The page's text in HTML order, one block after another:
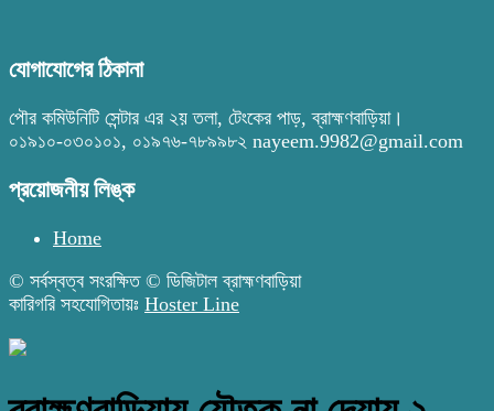
যোগাযোগের ঠিকানা
পৌর কমিউনিটি সেন্টার এর ২য় তলা, টেংকের পাড়, ব্রাহ্মণবাড়িয়া।
০১৯১০-০৩০১০১, ০১৯৭৬-৭৮৯৯৮২ nayeem.9982@gmail.com
প্রয়োজনীয় লিঙ্ক
Home
© সর্বস্বত্ব সংরক্ষিত © ডিজিটাল ব্রাহ্মণবাড়িয়া
কারিগরি সহযোগিতায়ঃ Hoster Line